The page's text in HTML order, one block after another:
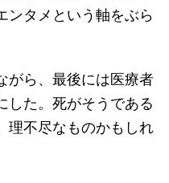
ンタメという軸をぶら
がら、最後には医療者
した。死がそうである
理不尽なものかもしれ